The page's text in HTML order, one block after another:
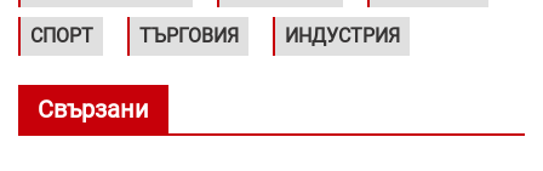
СПОРТ ТЪРГОВИЯ ИНДУСТРИЯ
Свързани